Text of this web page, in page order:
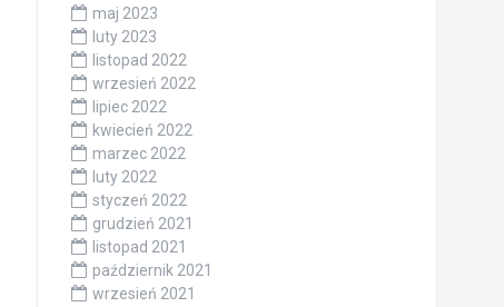
maj 2023
luty 2023
listopad 2022
wrzesień 2022
lipiec 2022
kwiecień 2022
marzec 2022
luty 2022
styczeń 2022
grudzień 2021
listopad 2021
październik 2021
wrzesień 2021